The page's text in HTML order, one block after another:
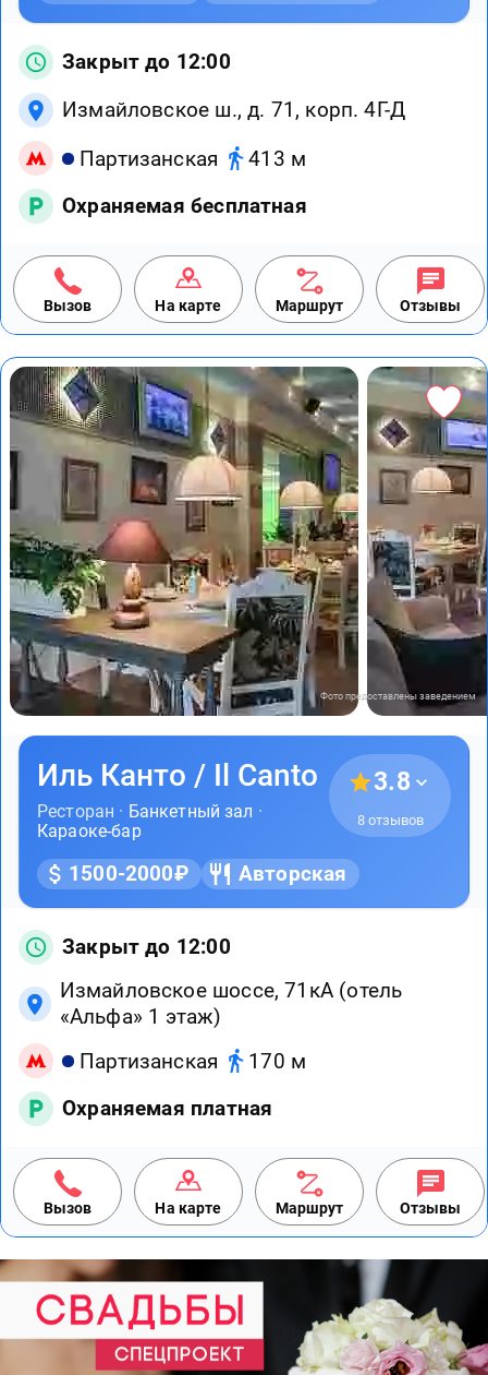
Закрыт до 12:00
Измайловское ш., д. 71, корп. 4Г-Д
Партизанская
413 м
Охраняемая бесплатная
Вызов На карте Маршрут Отзывы
Фото предоставлены заведением
Иль Канто / Il Canto
Ресторан · Банкетный зал ·
Караоке-бар
3.8
8 отзывов
1500-2000₽ Авторская
Закрыт до 12:00
Измайловское шоссе, 71кА (отель
«Альфа» 1 этаж)
Партизанская
170 м
Охраняемая платная
Вызов На карте Маршрут Отзывы